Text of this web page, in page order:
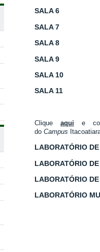
SALA 6
SALA 7
SALA 8
SALA 9
SALA 10
SALA 11
Clique aqui e
do Campus
LABORATÓRIO
LABORATÓRIO
LABORATÓRIO
LABORATÓRIO